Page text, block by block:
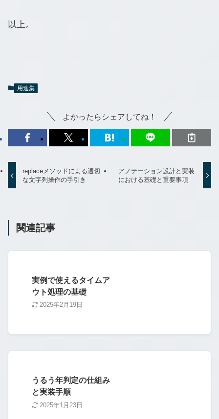
以上。
用途集
よかったらシェアしてね！
replaceメソッドによる適切
な文字列操作の手引き
アノテーション設計と実装
における基礎と重要事項
関連記事
実例で使えるタイムア
ウト処理の基礎
2025年2月19日
うるう年判定の仕組み
と実装手順
2025年1月23日